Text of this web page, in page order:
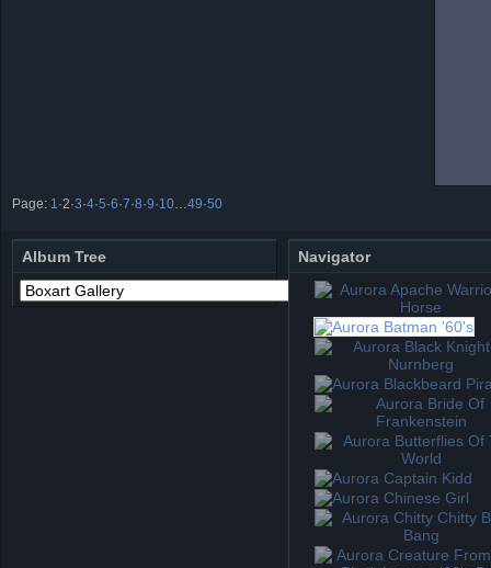
Page: 1 ·2·3·4·5·6·7·8·9·10 49·50
Album Tree Navigator